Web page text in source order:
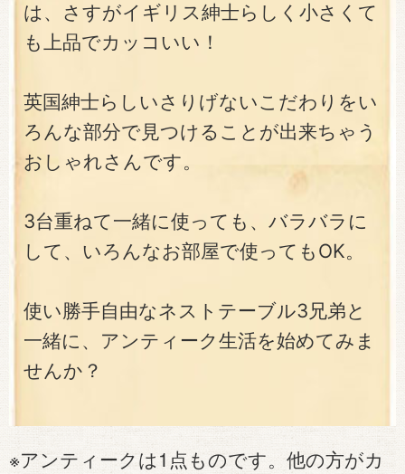
は、さすがイギリス紳士らしく小さくて
も上品でカッコいい！
英国紳士らしいさりげないこだわりをい
ろんな部分で見つけることが出来ちゃう
おしゃれさんです。
3台重ねて一緒に使っても、バラバラに
して、いろんなお部屋で使ってもOK。
使い勝手自由なネストテーブル3兄弟と
一緒に、アンティーク生活を始めてみま
せんか？
※アンティークは1点ものです。他の方がカ